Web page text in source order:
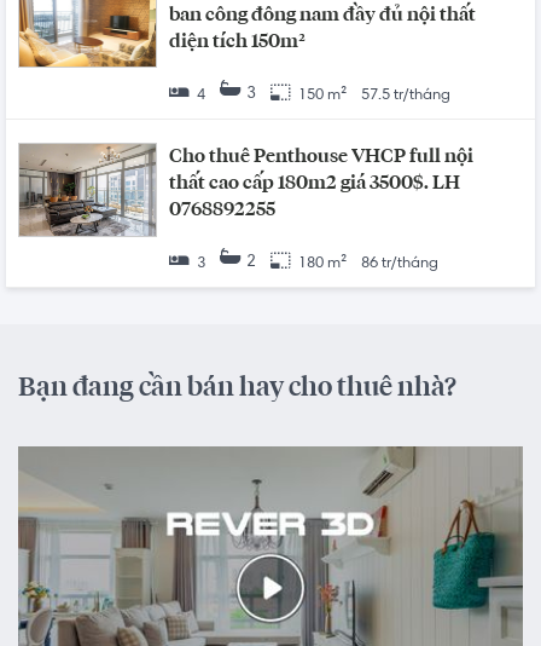
ban công đông nam đầy đủ nội thất
diện tích 150m²
4 3 150 m² 57.5 tr/tháng
Cho thuê Penthouse VHCP full nội
thất cao cấp 180m2 giá 3500$. LH
0768892255
3 2 180 m² 86 tr/tháng
Bạn đang cần bán hay cho thuê nhà?